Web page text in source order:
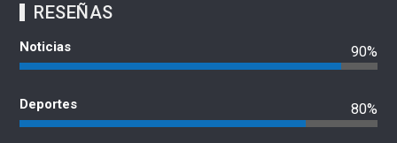
RESEÑAS
Noticias 90%
Deportes 80%